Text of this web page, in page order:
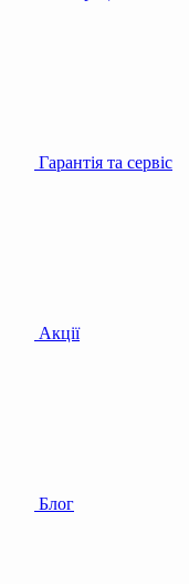
Гарантія та сервіс
Акції
Блог